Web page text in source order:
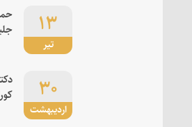
تیر
۱۳
اردیبهشت
۳۰